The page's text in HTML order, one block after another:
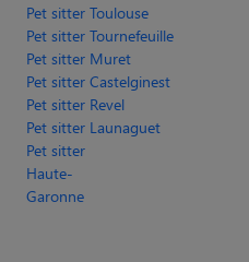
Pet sitter Toulouse
Pet sitter Tournefeuille
Pet sitter Muret
Pet sitter Castelginest
Pet sitter Revel
Pet sitter Launaguet
Pet sitter
Haute-
Garonne